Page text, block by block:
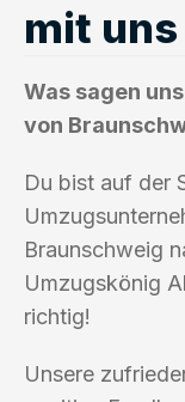
mit uns
Was sagen
von
Du bist auf der
Braunschweig
Umzugskönig
richtig!
Unsere